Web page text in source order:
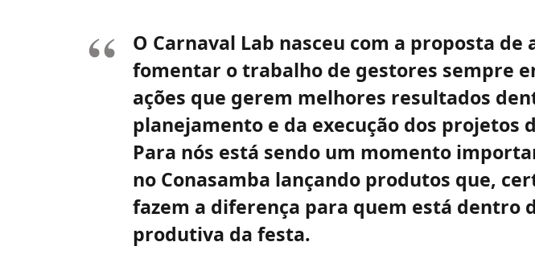
O Carnaval Lab nasceu com a proposta de
fomentar o trabalho de gestores sempre
ações que gerem melhores resultados
planejamento e da execução dos projetos
Para nós está sendo um momento
no Conasamba lançando produtos que,
fazem a diferença para quem está dentro
produtiva da festa.